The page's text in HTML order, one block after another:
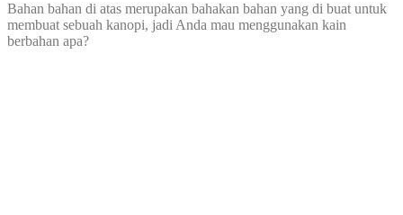
Bahan bahan di atas merupakan bahakan bahan yang di buat untuk
membuat sebuah kanopi, jadi Anda mau menggunakan kain
berbahan apa?